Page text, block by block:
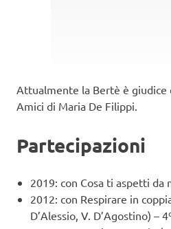
Attualmente la Bertè è giudice
Amici di Maria De Filippi.
Partecipazioni
2019: con Cosa ti aspetti da
2012: con Respirare in
D’Alessio, V. D’Agostino) –